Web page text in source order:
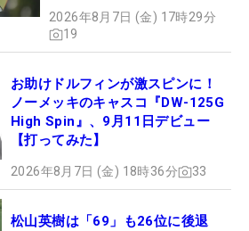
2026年8月7日 (金) 17時29分
19
お助けドルフィンが激スピンに！
ノーメッキのキャスコ『DW-125G
High Spin』、9月11日デビュー
【打ってみた】
2026年8月7日 (金) 18時36分 33
松山英樹は「69」も26位に後退